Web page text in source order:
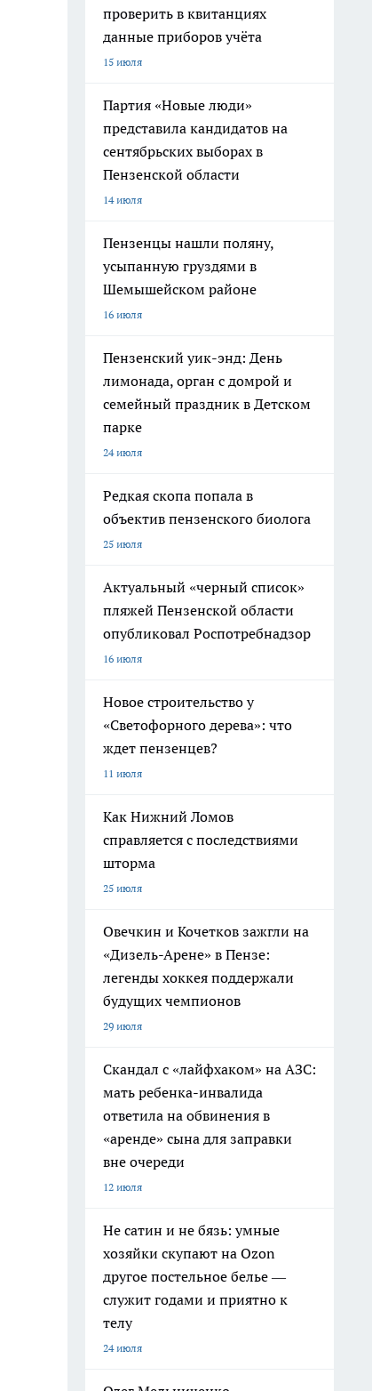
проверить в квитанциях
данные приборов учёта
15 июля
Партия «Новые люди»
представила кандидатов на
сентябрьских выборах в
Пензенской области
14 июля
Пензенцы нашли поляну,
усыпанную груздями в
Шемышейском районе
16 июля
Пензенский уик-энд: День
лимонада, орган с домрой и
семейный праздник в Детском
парке
24 июля
Редкая скопа попала в
объектив пензенского биолога
25 июля
Актуальный «черный список»
пляжей Пензенской области
опубликовал Роспотребнадзор
16 июля
Новое строительство у
«Светофорного дерева»: что
ждет пензенцев?
11 июля
Как Нижний Ломов
справляется с последствиями
шторма
25 июля
Овечкин и Кочетков зажгли на
«Дизель-Арене» в Пензе:
легенды хоккея поддержали
будущих чемпионов
29 июля
Скандал с «лайфхаком» на АЗС:
мать ребенка-инвалида
ответила на обвинения в
«аренде» сына для заправки
вне очереди
12 июля
Не сатин и не бязь: умные
хозяйки скупают на Ozon
другое постельное белье —
служит годами и приятно к
телу
24 июля